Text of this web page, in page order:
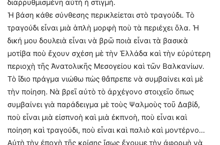
διαρρυθμισμένη αὐτὴ ἡ στιγμή.
Ἡ βάση κάθε σύνθεσης περικλείεται στὸ τραγούδι. Τὸ
τραγούδι εἶναι μιὰ ἁπλὴ μορφὴ ποὺ τὰ περιέχει ὅλα. Ἡ
δική μου δουλειὰ εἶναι νὰ βρῶ ποιὰ εἶναι τὰ βασικὰ
μοτίβα ποὺ ἔχουν σχέση μὲ τὴν Ἑλλάδα καὶ τὴν εὐρύτερη
περιοχὴ τῆς Ἀνατολικῆς Μεσογείου καὶ τῶν Βαλκανίων.
Τὸ ἴδιο πράγμα νιώθω πὼς θἄπρεπε νὰ συμβαίνει καὶ μὲ
τὴν ποίηση. Νὰ βρεῖ αὐτὸ τὸ ἀρχέγονο στοιχεῖο ὅπως
συμβαίνει γιὰ παράδειγμα μὲ τοὺς Ψαλμοὺς τοῦ Δαβίδ,
ποὺ εἶναι μιὰ εἰσπνοὴ καὶ μιὰ ἐκπνοὴ, ποὺ εἶναι καὶ
ποίηση καὶ τραγούδι, ποὺ εἶναι καὶ παλιὸ καὶ μοντέρνο…
Αὐτὴ τὴν ἐποχὴ τῆς κρίσης ἴσως ἔχουμε τὴν ἀφορμὴ νὰ